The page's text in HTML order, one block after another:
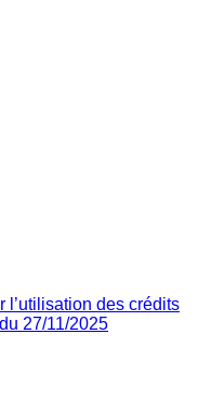
l’utilisation des crédits
27/11/2025